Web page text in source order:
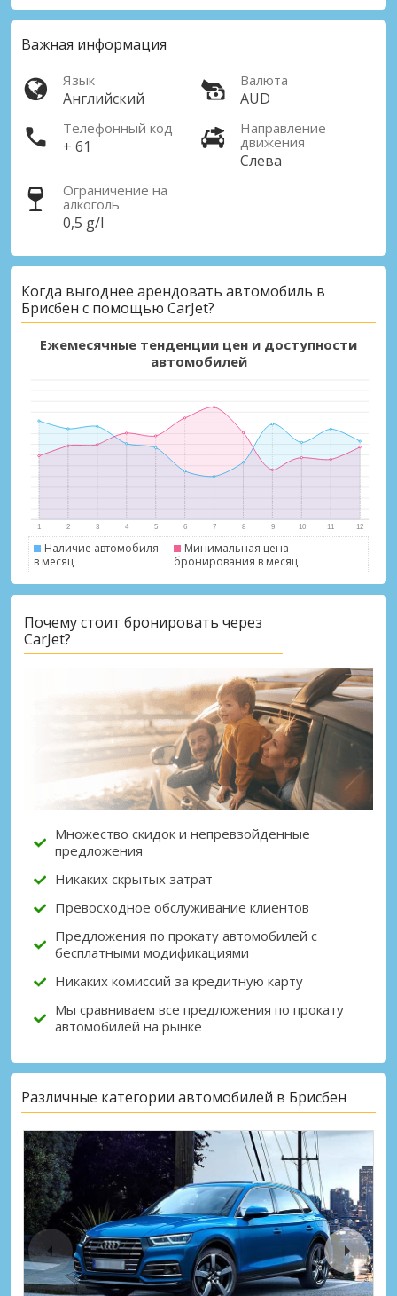
Лучшие сбережения
предложениям партнёров
Войти с помощью eLink
Важная информация
Язык
Английский
Валюта
AUD
Телефонный код
+ 61
Направление
движения
Слева
Ограничение на
алкоголь
0,5 g/l
Когда выгоднее арендовать автомобиль в
Брисбен с помощью CarJet?
Ежемесячные тенденции цен и доступности
автомобилей
Наличие автомобиля
в месяц
Минимальная цена
бронирования в месяц
Почему стоит бронировать через
CarJet?
Множество скидок и непревзойденные
предложения
Никаких скрытых затрат
Превосходное обслуживание клиентов
Предложения по прокату автомобилей с
бесплатными модификациями
Никаких комиссий за кредитную карту
Мы сравниваем все предложения по прокату
автомобилей на рынке
Различные категории автомобилей в Брисбен